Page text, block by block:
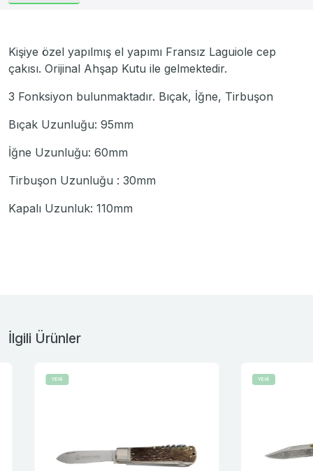
Kişiye özel yapılmış el yapımı Fransız Laguiole cep
çakısı. Orijinal Ahşap Kutu ile gelmektedir.
3 Fonksiyon bulunmaktadır. Bıçak, İğne, Tirbuşon
Bıçak Uzunluğu: 95mm
İğne Uzunluğu: 60mm
Tirbuşon Uzunluğu : 30mm
Kapalı Uzunluk: 110mm
İlgili Ürünler